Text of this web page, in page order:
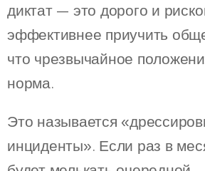
диктат — это дорого и
эффективнее приучить
что чрезвычайное
норма.
Это называется
инциденты». Если раз в